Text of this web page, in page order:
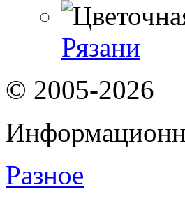
Рязани
© 2005-2026
Разное